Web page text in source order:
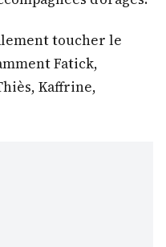
toucher le
Fatick,
Kaffrine,